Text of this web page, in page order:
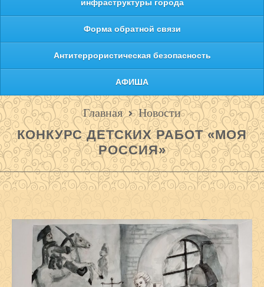
инфраструктуры города
Форма обратной связи
Антитеррористическая безопасность
АФИША
Главная Новости
КОНКУРС ДЕТСКИХ РАБОТ «МОЯ
РОССИЯ»